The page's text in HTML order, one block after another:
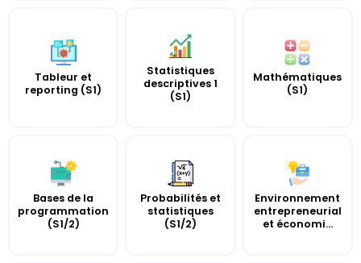
Tableur et
reporting (S1)
Statistiques
descriptives 1
(S1)
Mathématiques
(S1)
Bases de la
programmation
(S1/2)
Probabilités et
statistiques
(S1/2)
Environnement
entrepreneurial
et économi...